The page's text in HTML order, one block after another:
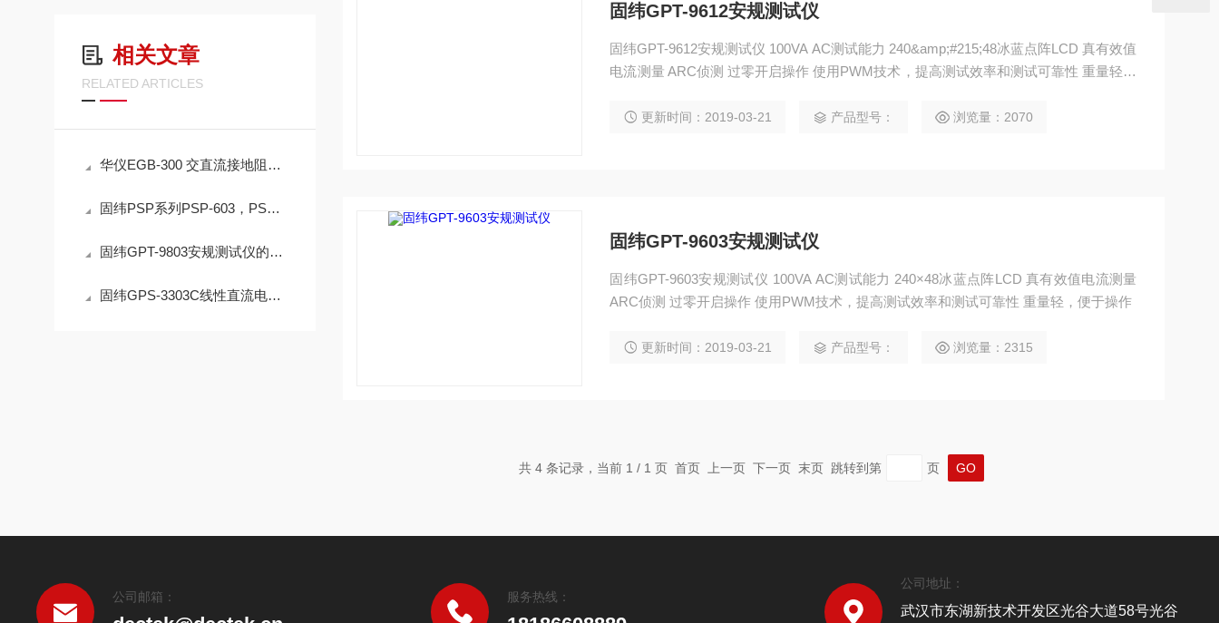
相关文章
RELATED ARTICLES
华仪EGB-300 交直流接地阻抗测试仪 EGB-324 单项测试/完整系统灵活运用
固纬PSP系列PSP-603，PSP-405,PSP-2010直流电源
固纬GPT-9803安规测试仪的应用与优势
固纬GPS-3303C线性直流电源的特点与应用
固纬GPT-9612安规测试仪
固纬GPT-9612安规测试仪 100VA AC测试能力 240&amp;#215;48冰蓝点阵LCD 真有效值
电流测量 ARC侦测 过零开启操作 使用PWM技术，提高测试效率和测试可靠性 重量轻，
更新时间：2019-03-21 产品型号： 浏览量：2070
固纬GPT-9603安规测试仪
固纬GPT-9603安规测试仪 100VA AC测试能力 240×48冰蓝点阵LCD 真有效值电流测量
ARC侦测 过零开启操作 使用PWM技术，提高测试效率和测试可靠性 重量轻，便于操作
更新时间：2019-03-21 产品型号： 浏览量：2315
共 4 条记录，当前 1 / 1 页 首页 上一页 下一页 末页 跳转到第 页
公司邮箱： 服务热线：
公司地址：
武汉市东湖新技术开发区光谷大道58号光谷